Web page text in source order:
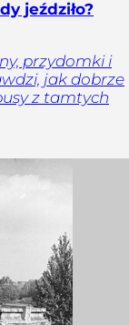
jeździło?
przydomki i
jak dobrze
z tamtych